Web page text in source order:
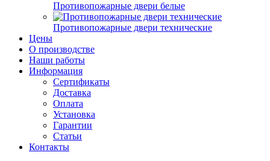
Противопожарные двери белые
Противопожарные двери технические
Цены
О производстве
Наши работы
Информация
Сертификаты
Доставка
Оплата
Установка
Гарантии
Статьи
Контакты